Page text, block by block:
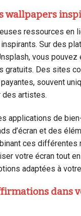
wallpapers
ressources en
inspirants. Sur des
vous pouvez
gratuits. Des sites
souvent
des artistes.
applications de
d’écran et des
ces différentes
votre écran tout
adaptées à
dans